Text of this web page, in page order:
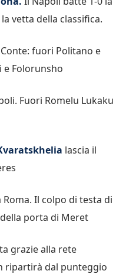
vetta della classifica.
fuori Politano e
e Folorunsho
Fuori Romelu Lukaku
lascia il
Roma. Il colpo di testa di
porta di Meret
grazie alla rete
ripartirà dal punteggio